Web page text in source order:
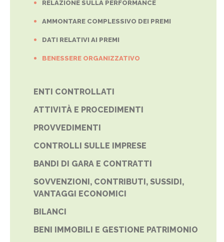
RELAZIONE SULLA PERFORMANCE
AMMONTARE COMPLESSIVO DEI PREMI
DATI RELATIVI AI PREMI
BENESSERE ORGANIZZATIVO
ENTI CONTROLLATI
ATTIVITÀ E PROCEDIMENTI
PROVVEDIMENTI
CONTROLLI SULLE IMPRESE
BANDI DI GARA E CONTRATTI
SOVVENZIONI, CONTRIBUTI, SUSSIDI,
VANTAGGI ECONOMICI
BILANCI
BENI IMMOBILI E GESTIONE PATRIMONIO